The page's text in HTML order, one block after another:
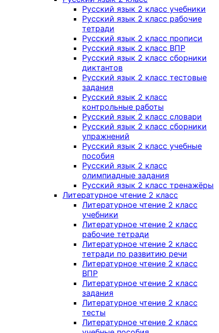
Русский язык 2 класс учебники
Русский язык 2 класс рабочие
тетради
Русский язык 2 класс прописи
Русский язык 2 класс ВПР
Русский язык 2 класс сборники
диктантов
Русский язык 2 класс тестовые
задания
Русский язык 2 класс
контрольные работы
Русский язык 2 класс словари
Русский язык 2 класс сборники
упражнений
Русский язык 2 класс учебные
пособия
Русский язык 2 класс
олимпиадные задания
Русский язык 2 класс тренажёры
Литературное чтение 2 класс
Литературное чтение 2 класс
учебники
Литературное чтение 2 класс
рабочие тетради
Литературное чтение 2 класс
тетради по развитию речи
Литературное чтение 2 класс
ВПР
Литературное чтение 2 класс
задания
Литературное чтение 2 класс
тесты
Литературное чтение 2 класс